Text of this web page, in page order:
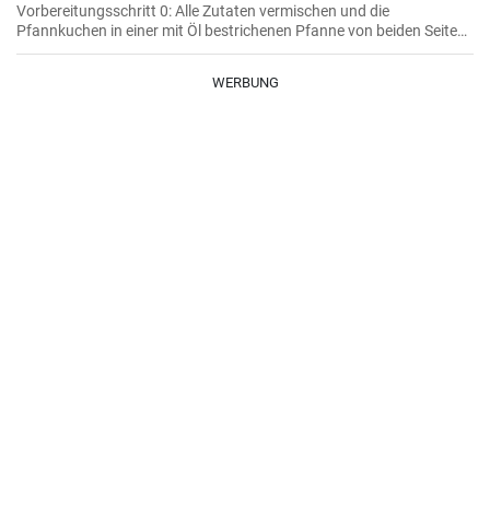
Vorbereitungsschritt 0: Alle Zutaten vermischen und die
Pfannkuchen in einer mit Öl bestrichenen Pfanne von beiden Seiten
braten.
WERBUNG